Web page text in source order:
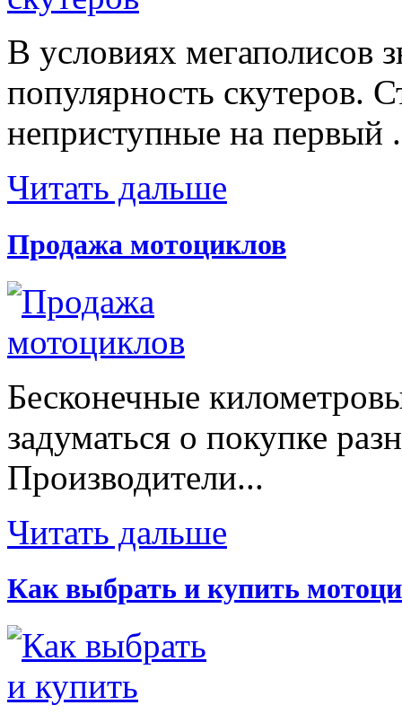
В условиях мегаполисов
популярность скутеров.
неприступные на первый
Читать дальше
Продажа мотоциклов
Бесконечные
задуматься о покупке
Производители...
Читать дальше
Как выбрать и купить